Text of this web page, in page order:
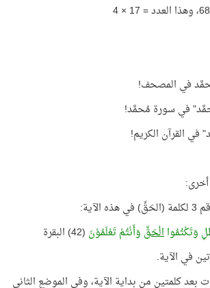
أخرى:
وَتَكْتُمُواالْحَقَّ وَأَنْتُمْ تَعْلَمُوْنَ (42) البقرة
في الآية.
كلمتين من بداية الآية، وفي الموضع الثاني